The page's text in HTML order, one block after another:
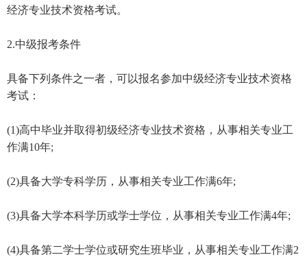
经济专业技术资格考试。
2.中级报考条件
具备下列条件之一者，可以报名参加中级经济专业技术资格
考试：
(1)高中毕业并取得初级经济专业技术资格，从事相关专业工
作满10年;
(2)具备大学专科学历，从事相关专业工作满6年;
(3)具备大学本科学历或学士学位，从事相关专业工作满4年;
(4)具备第二学士学位或研究生班毕业，从事相关专业工作满2